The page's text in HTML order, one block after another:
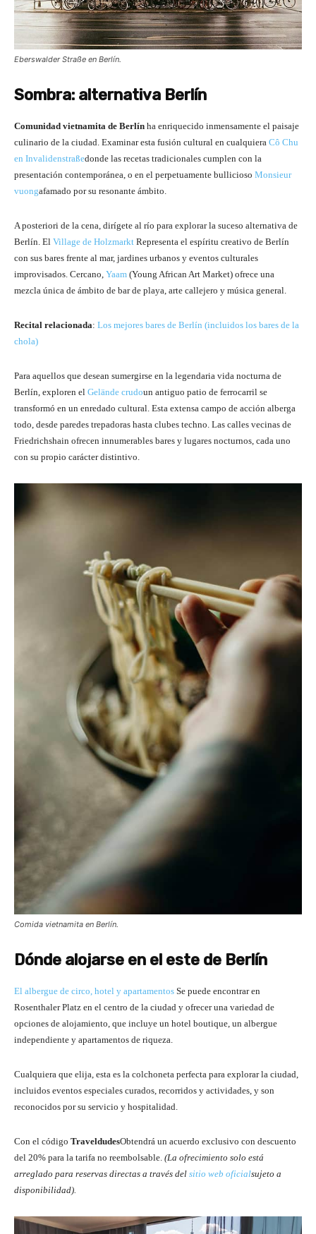
Eberswalder Straße en Berlín.
Sombra: alternativa Berlín
Comunidad vietnamita de Berlín ha enriquecido inmensamente el paisaje
culinario de la ciudad. Examinar esta fusión cultural en cualquiera Cô Chu
en Invalidenstraßedonde las recetas tradicionales cumplen con la
presentación contemporánea, o en el perpetuamente bullicioso Monsieur
vuongafamado por su resonante ámbito.
A posteriori de la cena, dirígete al río para explorar la suceso alternativa de
Berlín. El Village de Holzmarkt Representa el espíritu creativo de Berlín
con sus bares frente al mar, jardines urbanos y eventos culturales
improvisados. Cercano, Yaam (Young African Art Market) ofrece una
mezcla única de ámbito de bar de playa, arte callejero y música general.
Recital relacionada: Los mejores bares de Berlín (incluidos los bares de la
chola)
Para aquellos que desean sumergirse en la legendaria vida nocturna de
Berlín, exploren el Gelände crudoun antiguo patio de ferrocarril se
transformó en un enredado cultural. Esta extensa campo de acción alberga
todo, desde paredes trepadoras hasta clubes techno. Las calles vecinas de
Friedrichshain ofrecen innumerables bares y lugares nocturnos, cada uno
con su propio carácter distintivo.
Comida vietnamita en Berlín.
Dónde alojarse en el este de Berlín
El albergue de circo, hotel y apartamentos Se puede encontrar en
Rosenthaler Platz en el centro de la ciudad y ofrecer una variedad de
opciones de alojamiento, que incluye un hotel boutique, un albergue
independiente y apartamentos de riqueza.
Cualquiera que elija, esta es la colchoneta perfecta para explorar la ciudad,
incluidos eventos especiales curados, recorridos y actividades, y son
reconocidos por su servicio y hospitalidad.
Con el código TraveldudesObtendrá un acuerdo exclusivo con descuento
del 20% para la tarifa no reembolsable. (La ofrecimiento solo está
arreglado para reservas directas a través del sitio web oficialsujeto a
disponibilidad).